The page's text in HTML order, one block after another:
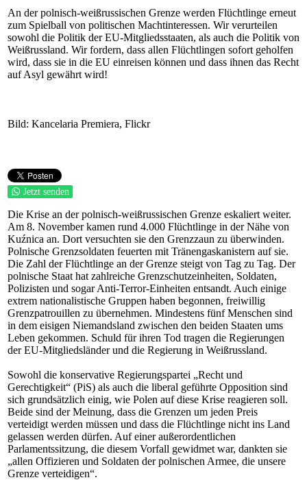
An der polnisch-weißrussischen Grenze werden Flüchtlinge erneut
zum Spielball von politischen Machtinteressen. Wir verurteilen
sowohl die Politik der EU-Mitgliedsstaaten, als auch die Politik von
Weißrussland. Wir fordern, dass allen Flüchtlingen sofort geholfen
wird, dass sie in die EU einreisen können und dass ihnen das Recht
auf Asyl gewährt wird!
Bild: Kancelaria Premiera, Flickr
Jetzt senden
Die Krise an der polnisch-weißrussischen Grenze eskaliert weiter.
Am 8. November kamen rund 4.000 Flüchtlinge in der Nähe von
Kuźnica an. Dort versuchten sie den Grenzzaun zu überwinden.
Polnische Grenzsoldaten feuerten mit Tränengaskanistern auf sie.
Die Zahl der Flüchtlinge an der Grenze steigt von Tag zu Tag. Der
polnische Staat hat zahlreiche Grenzschutzeinheiten, Soldaten,
Polizisten und sogar Anti-Terror-Einheiten entsandt. Auch einige
extrem nationalistische Gruppen haben begonnen, freiwillig
Grenzpatrouillen zu übernehmen. Mindestens fünf Menschen sind
in dem eisigen Niemandsland zwischen den beiden Staaten ums
Leben gekommen. Schuld für ihren Tod tragen die Regierungen
der EU-Mitgliedsländer und die Regierung in Weißrussland.
Sowohl die konservative Regierungspartei „Recht und
Gerechtigkeit“ (PiS) als auch die liberal geführte Opposition sind
sich grundsätzlich einig, wie Polen auf diese Krise reagieren soll.
Beide sind der Meinung, dass die Grenzen um jeden Preis
verteidigt werden müssen und dass die Flüchtlinge nicht ins Land
gelassen werden dürfen. Auf einer außerordentlichen
Parlamentssitzung, die diesem Vorfall gewidmet war, dankten sie
„allen Offizieren und Soldaten der polnischen Armee, die unsere
Grenze verteidigen“.